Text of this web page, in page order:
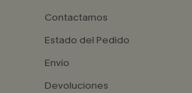
Contactarnos
Estado del Pedido
Envío
Devoluciones